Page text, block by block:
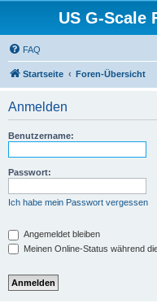
US G-Scale
FAQ
Startseite Foren-Übersicht
Anmelden
Benutzername:
Passwort:
Ich habe mein Passwort vergessen
Angemeldet bleiben
Meinen Online-Status während